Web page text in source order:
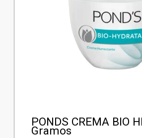
PONDS CREMA BIO
Gramos